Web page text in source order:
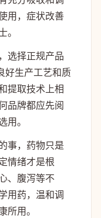
用，症状改善
选择正规产品
好生产工艺和质
提取技术上相
品牌都应先阅
用。
事，药物只是
情绪才是根
、腹泻等不
用药，温和调
所用。